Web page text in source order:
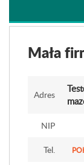
Mała
Adres
NIP
Tel.